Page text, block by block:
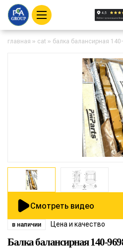
главная » cat » балка балансирная
Смотреть видео
в наличии Цена и качество
Балка балансирная 140-